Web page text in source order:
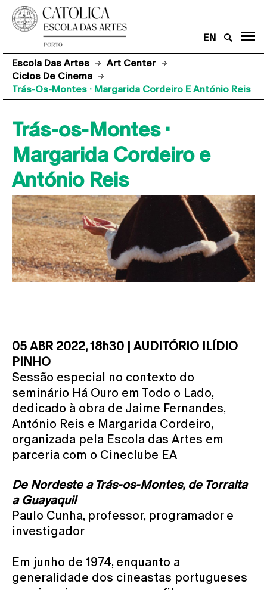
EN
Escola Das Artes
Art Center
Ciclos De Cinema
Trás-Os-Montes · Margarida Cordeiro E António Reis
Trás-os-Montes ·
Margarida Cordeiro e
António Reis
05 ABR 2022, 18h30 | AUDITÓRIO ILÍDIO
PINHO
Sessão especial no contexto do
seminário Há Ouro em Todo o Lado,
dedicado à obra de Jaime Fernandes,
António Reis e Margarida Cordeiro,
organizada pela Escola das Artes em
parceria com o Cineclube EA
De Nordeste a Trás-os-Montes, de Torralta
a Guayaquil
Paulo Cunha, professor, programador e
investigador
Em junho de 1974, enquanto a
generalidade dos cineastas portugueses